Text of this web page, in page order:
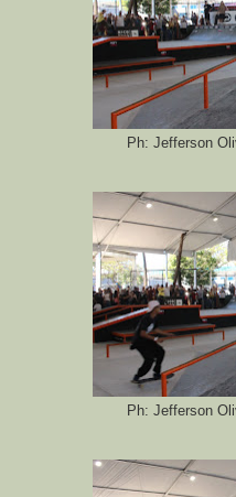
Ph: Jefferson
Ph: Jefferson